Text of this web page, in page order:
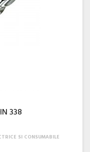
338
SI CONSUMABILE